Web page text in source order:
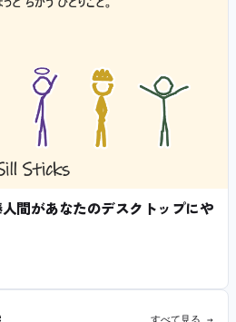
間があなたのデスクトップにや
すべて見る →